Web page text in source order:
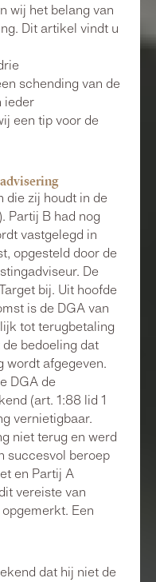
wij het belang van
Dit artikel vindt u
schending van de
ieder
een tip voor de
die zij houdt in de
Partij B had nog
vastgelegd in
opgesteld door de
De
bij. Uit hoofde
is de DGA van
tot terugbetaling
bedoeling dat
wordt afgegeven.
DGA de
(art. 1:88 lid 1
vernietigbaar.
niet terug en werd
succesvol beroep
en Partij A
vereiste van
Een
dat hij niet de